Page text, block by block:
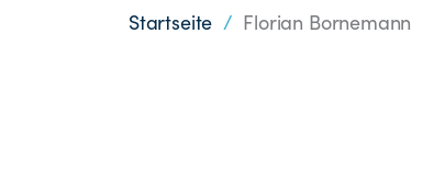
Startseite / Florian Bornemann